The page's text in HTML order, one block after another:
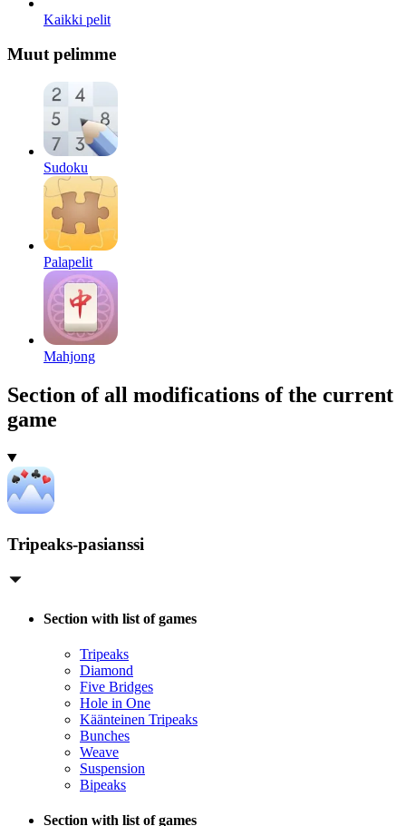
Kaikki pelit
Muut pelimme
Sudoku
Palapelit
Mahjong
Section of all modifications of the current
game
Tripeaks-pasianssi
Section with list of games
Tripeaks
Diamond
Five Bridges
Hole in One
Käänteinen Tripeaks
Bunches
Weave
Suspension
Bipeaks
Section with list of games